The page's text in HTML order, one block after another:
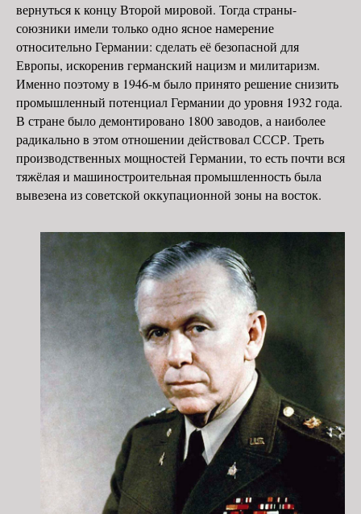
вернуться к концу Второй мировой. Тогда страны-
союзники имели только одно ясное намерение
относительно Германии: сделать её безопасной для
Европы, искоренив германский нацизм и милитаризм.
Именно поэтому в 1946-м было принято решение снизить
промышленный потенциал Германии до уровня 1932 года.
В стране было демонтировано 1800 заводов, а наиболее
радикально в этом отношении действовал СССР. Треть
производственных мощностей Германии, то есть почти вся
тяжёлая и машиностроительная промышленность была
вывезена из советской оккупационной зоны на восток.